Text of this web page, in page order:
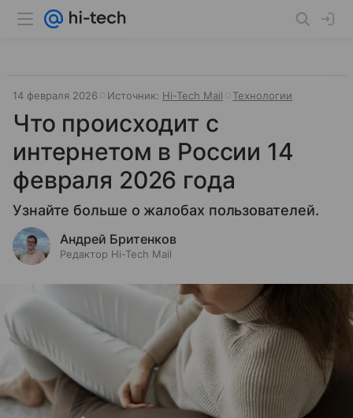
14 февраля 2026 Источник: Hi-Tech Mail Технологии
Что происходит с
интернетом в России 14
февраля 2026 года
Узнайте больше о жалобах пользователей.
Андрей Бритенков
Редактор Hi-Tech Mail